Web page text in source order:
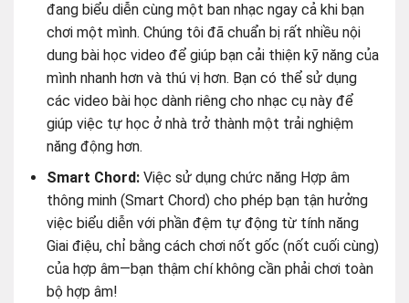
giúp việc tự học ở nhà trở thành một trải nghiệm
năng động hơn.
Smart Chord:Việc sử dụng chức năng Hợp âm
thông minh (Smart Chord) cho phép bạn tận hưởng
việc biểu diễn với phần đệm tự động từ tính năng
Giai điệu, chỉ bằng cách chơi nốt gốc (nốt cuối cùng)
của hợp âm—bạn thậm chí không cần phải chơi toàn
bộ hợp âm!
– Kích thước (Rộng x Cao x Dày): 1148 mm x 105 mm x
317 mm
– Trọng lượng: 5.2 kg